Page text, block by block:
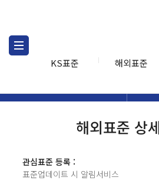
KS표준 해외표준
해외표준 상
관심표준 등록 :
표준업데이트 시 알림서비스